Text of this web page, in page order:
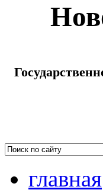
главная